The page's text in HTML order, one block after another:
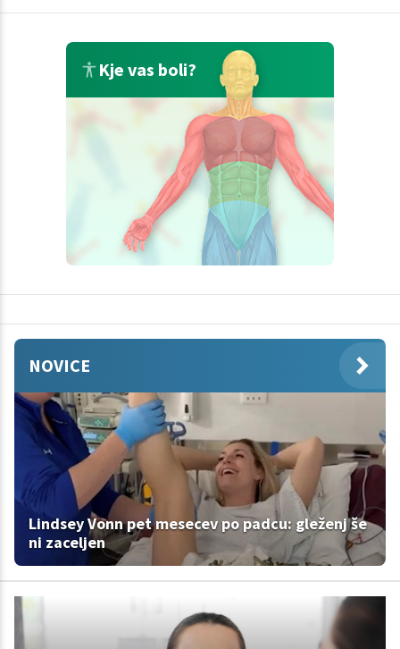
Kje vas boli?
NOVICE
Lindsey Vonn pet mesecev po padcu: gleženj še
ni zaceljen